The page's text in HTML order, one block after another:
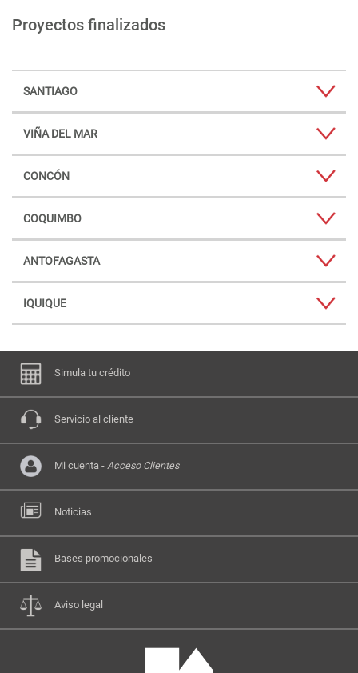
Proyectos finalizados
SANTIAGO
VIÑA DEL MAR
CONCÓN
COQUIMBO
ANTOFAGASTA
IQUIQUE
Simula tu crédito
Servicio al cliente
Mi cuenta - Acceso Clientes
Noticias
Bases promocionales
Aviso legal